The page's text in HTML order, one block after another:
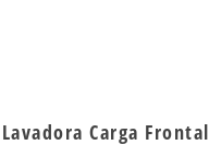
Lavadora Carga Frontal